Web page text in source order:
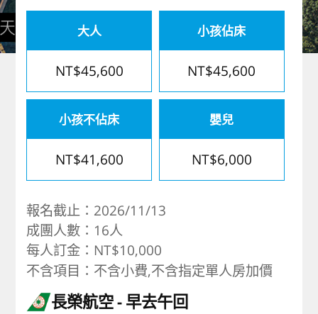
歐洲 大人
NT$45,600
小孩佔床
NT$45,600
小孩不佔床
NT$41,600
嬰兒
NT$6,000
報名截止：2026/11/13
成團人數：16人
每人訂金：NT$10,000
不含項目：不含小費,不含指定單人房加價
長榮航空 早去午回